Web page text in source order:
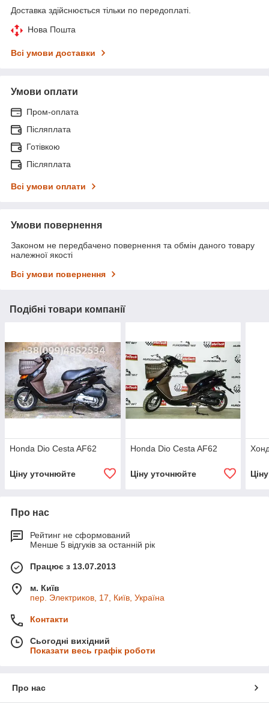
Доставка здійснюється тільки по передоплаті.
Нова Пошта
Всі умови доставки
Умови оплати
Пром-оплата
Післяплата
Готівкою
Післяплата
Всі умови оплати
Умови повернення
Законом не передбачено повернення та обмін даного товару
належної якості
Всі умови повернення
Подібні товари компанії
Honda Dio Cesta AF62
Ціну уточнюйте
Honda Dio Cesta AF62
Ціну уточнюйте
Про нас
Рейтинг не сформований
Менше 5 відгуків за останній рік
Працює з 13.07.2013
м. Київ
пер. Электриков, 17, Київ, Україна
Контакти
Сьогодні вихідний
Показати весь графік роботи
Про нас